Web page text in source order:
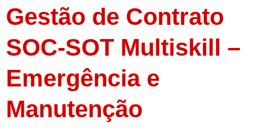
Gestão de Contrato
SOC-SOT Multiskill –
Emergência e
Manutenção